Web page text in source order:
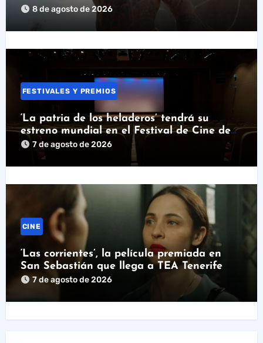
8 de agosto de 2026
FESTIVALES Y PREMIOS
‘La patria de los heladeros’ tendrá su
estreno mundial en el Festival de Cine de
Santander
7 de agosto de 2026
CINE
‘Las corrientes’, la película premiada en
San Sebastián que llega a TEA Tenerife
7 de agosto de 2026